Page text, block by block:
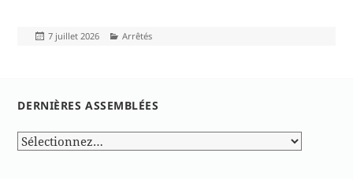
Publié
7 juillet 2026 Catégories
Arrêtés
DERNIÈRES ASSEMBLÉES